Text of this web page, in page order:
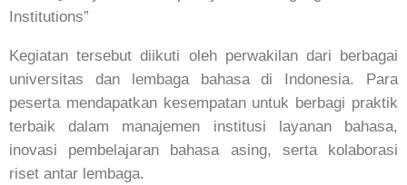
Institutions”
Kegiatan tersebut diikuti oleh perwakilan dari berbagai
universitas dan lembaga bahasa di Indonesia. Para
peserta mendapatkan kesempatan untuk berbagi praktik
terbaik dalam manajemen institusi layanan bahasa,
inovasi pembelajaran bahasa asing, serta kolaborasi
riset antar lembaga.